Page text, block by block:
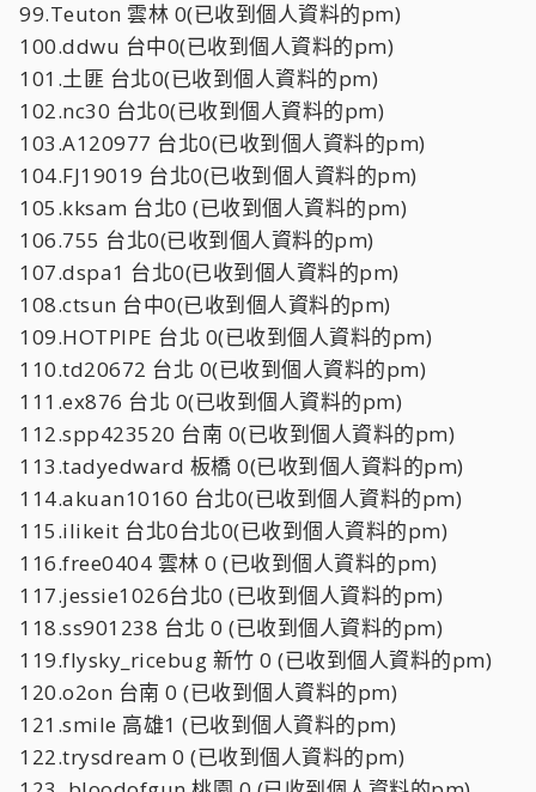
99.Teuton 雲林 0(已收到個人資料的pm)
100.ddwu 台中0(已收到個人資料的pm)
101.土匪 台北0(已收到個人資料的pm)
102.nc30 台北0(已收到個人資料的pm)
103.A120977 台北0(已收到個人資料的pm)
104.FJ19019 台北0(已收到個人資料的pm)
105.kksam 台北0 (已收到個人資料的pm)
106.755 台北0(已收到個人資料的pm)
107.dspa1 台北0(已收到個人資料的pm)
108.ctsun 台中0(已收到個人資料的pm)
109.HOTPIPE 台北 0(已收到個人資料的pm)
110.td20672 台北 0(已收到個人資料的pm)
111.ex876 台北 0(已收到個人資料的pm)
112.spp423520 台南 0(已收到個人資料的pm)
113.tadyedward 板橋 0(已收到個人資料的pm)
114.akuan10160 台北0(已收到個人資料的pm)
115.ilikeit 台北0台北0(已收到個人資料的pm)
116.free0404 雲林 0 (已收到個人資料的pm)
117.jessie1026台北0 (已收到個人資料的pm)
118.ss901238 台北 0 (已收到個人資料的pm)
119.flysky_ricebug 新竹 0 (已收到個人資料的pm)
120.o2on 台南 0 (已收到個人資料的pm)
121.smile 高雄1 (已收到個人資料的pm)
122.trysdream 0 (已收到個人資料的pm)